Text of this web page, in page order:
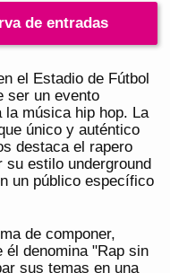
de entradas
el Estadio de Fútbol
ser un evento
la música hip hop. La
único y auténtico
destaca el rapero
su estilo underground
un público específico
de componer,
él denomina "Rap sin
sus temas en una